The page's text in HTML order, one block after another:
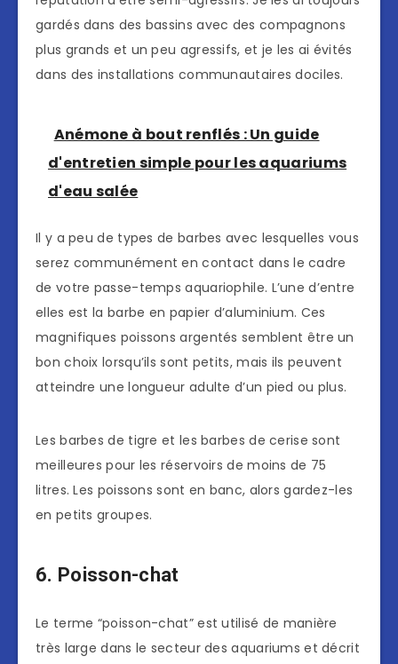
gardés dans des bassins avec des compagnons
plus grands et un peu agressifs, et je les ai évités
dans des installations communautaires dociles.
Anémone à bout renflés : Un guide
d'entretien simple pour les aquariums
d'eau salée
Il y a peu de types de barbes avec lesquelles vous
serez communément en contact dans le cadre
de votre passe-temps aquariophile. L’une d’entre
elles est la barbe en papier d’aluminium. Ces
magnifiques poissons argentés semblent être un
bon choix lorsqu’ils sont petits, mais ils peuvent
atteindre une longueur adulte d’un pied ou plus.
Les barbes de tigre et les barbes de cerise sont
meilleures pour les réservoirs de moins de 75
litres. Les poissons sont en banc, alors gardez-les
en petits groupes.
6. Poisson-chat
Le terme “poisson-chat” est utilisé de manière
très large dans le secteur des aquariums et décrit